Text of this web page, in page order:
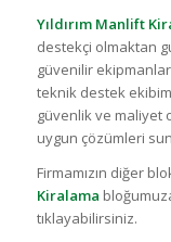
Yıldırım Manlift
destekçi olmaktan
güvenilir
teknik destek
güvenlik ve maliyet
uygun çözümleri
Firmamızın diğer
Kiralama
tıklayabilirsiniz.